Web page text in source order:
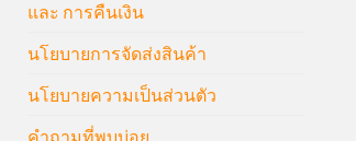
และ การคืนเงิน
นโยบายการจัดส่งสินค้า
นโยบายความเป็นส่วนตัว
คำถามที่พบบ่อย